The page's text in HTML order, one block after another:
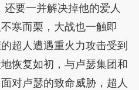
要一并解决掉他的爱人
寒而栗，大战也一触即
超人遭遇重火力攻击受到
恢复如初，与卢瑟集团和
对卢瑟的致命威胁，超人